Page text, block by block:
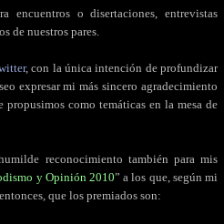
encuentros o disertaciones, entrevistas
de nuestros pares.
, con la única intención de profundizar
expresar mi más sincero agradecimiento
propusimos como temáticas en la mesa de
reconocimiento también para mis
y Opinión 2010” a los que, según mi
que los premiados son: